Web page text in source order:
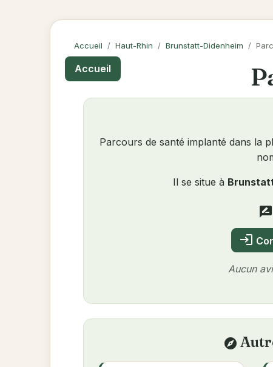
Accueil Haut-Rhin Brunstatt-Didenheim
Accueil
Parcours de santé implanté dans la
Il se situe à
rate_review
login
Aucun
explore